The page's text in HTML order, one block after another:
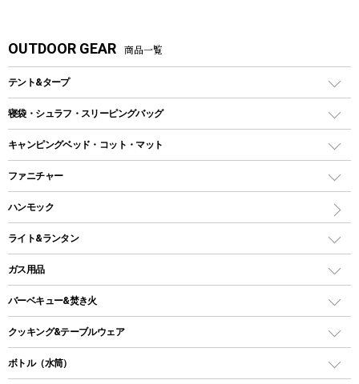
OUTDOOR GEAR 商品一覧
テント&タープ
テント
ツールームテント
ワンポールテント
シェルターテント
ロッジ型・オリジナルテント
タープ
スクエアタープ（レクタタープ）
メッシュタープ
寝袋・シュラフ・スリーピングバッグ
レクタングラー型（封筒型）シュラフ
インナーシュラフ
キャンピングベッド・コット・マット
キャンピングベッド・コット
インフレータブルマット
ファニチャー
アウトドアテーブル
レジャーシート
ハンモック
ライト&ランタン
LEDランタン
ガスランタン
オイルランタン
LEDライト
ガス用品
ガスバーナー
ガス缶
バーベキュー&焚き火
バーベキューコンロ、グリル
焚き火台タイプ（ロースタイル）グリル
クッキング&テーブルウェア
ダッチオーブン
ボトル（水筒）